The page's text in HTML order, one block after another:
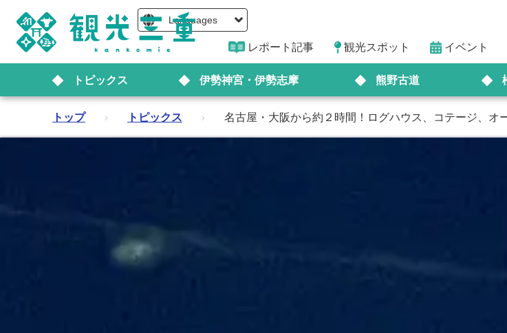
Languages
レポート記事 観光スポット イベント
トピックス 伊勢神宮・伊勢志摩 熊野古道
トップ › トピックス › 名古屋・大阪から約２時間！ログハウス、コテージ、オ